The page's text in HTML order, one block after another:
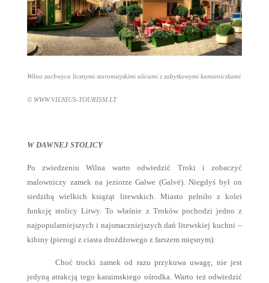
Wilno zachwyca licznymi staromiejskimi ulicami z zabytkowymi kamieniczkami
© WWW.VILNIUS-TOURISM.LT
W DAWNEJ STOLICY
Po zwiedzeniu Wilna warto odwiedzić Troki i zobaczyć
malowniczy zamek na jeziorze Galwe (Galvė). Niegdyś był on
siedzibą wielkich książąt litewskich. Miasto pełniło z kolei
funkcję stolicy Litwy. To właśnie z Troków pochodzi jedno z
najpopularniejszych i najsmaczniejszych dań litewskiej kuchni –
kibiny (pierogi z ciasta drożdżowego z farszem mięsnym).
Choć trocki zamek od razu przykuwa uwagę, nie jest
jedyną atrakcją tego karaimskiego ośrodka. Warto też odwiedzić